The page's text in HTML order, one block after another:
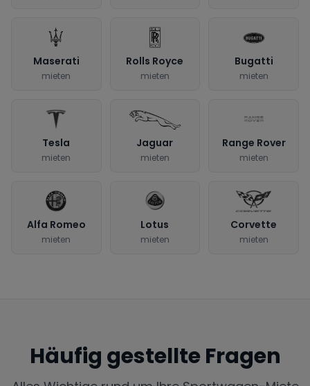
Maserati
mieten
Rolls Royce
mieten
Bugatti
mieten
Tesla
mieten
Jaguar
mieten
Range Rover
mieten
Alfa Romeo
mieten
Lotus
mieten
Corvette
mieten
Häufig gestellte Fragen